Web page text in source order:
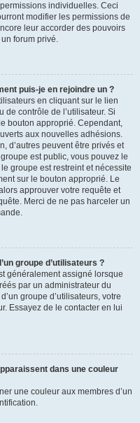
individuelles. Ceci
modifier les permissions de
leur accorder des pouvoirs
forum privé.
puis-je en rejoindre un ?
en cliquant sur le lien
de contrôle de l’utilisateur. Si
bouton approprié. Cependant,
aux nouvelles adhésions.
d’autres peuvent être privés et
est public, vous pouvez le
groupe est restreint et nécessite
sur le bouton approprié. Le
approuver votre requête et
Merci de ne pas harceler un
groupe d’utilisateurs ?
généralement assigné lorsque
par un administrateur du
groupe d’utilisateurs, votre
Essayez de le contacter en lui
dans une couleur
une couleur aux membres d’un